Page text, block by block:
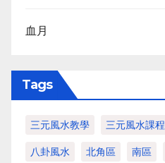
血月
Tags
三元風水教學 三元風水課程
八卦風水 北角區 南區